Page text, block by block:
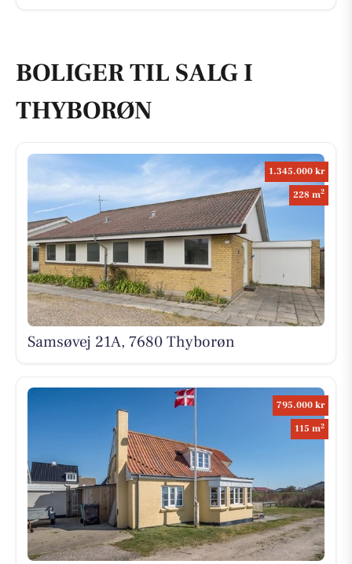
BOLIGER TIL SALG I
THYBORØN
1.345.000 kr
228 m2
Samsøvej 21A, 7680 Thyborøn
795.000 kr
115 m2